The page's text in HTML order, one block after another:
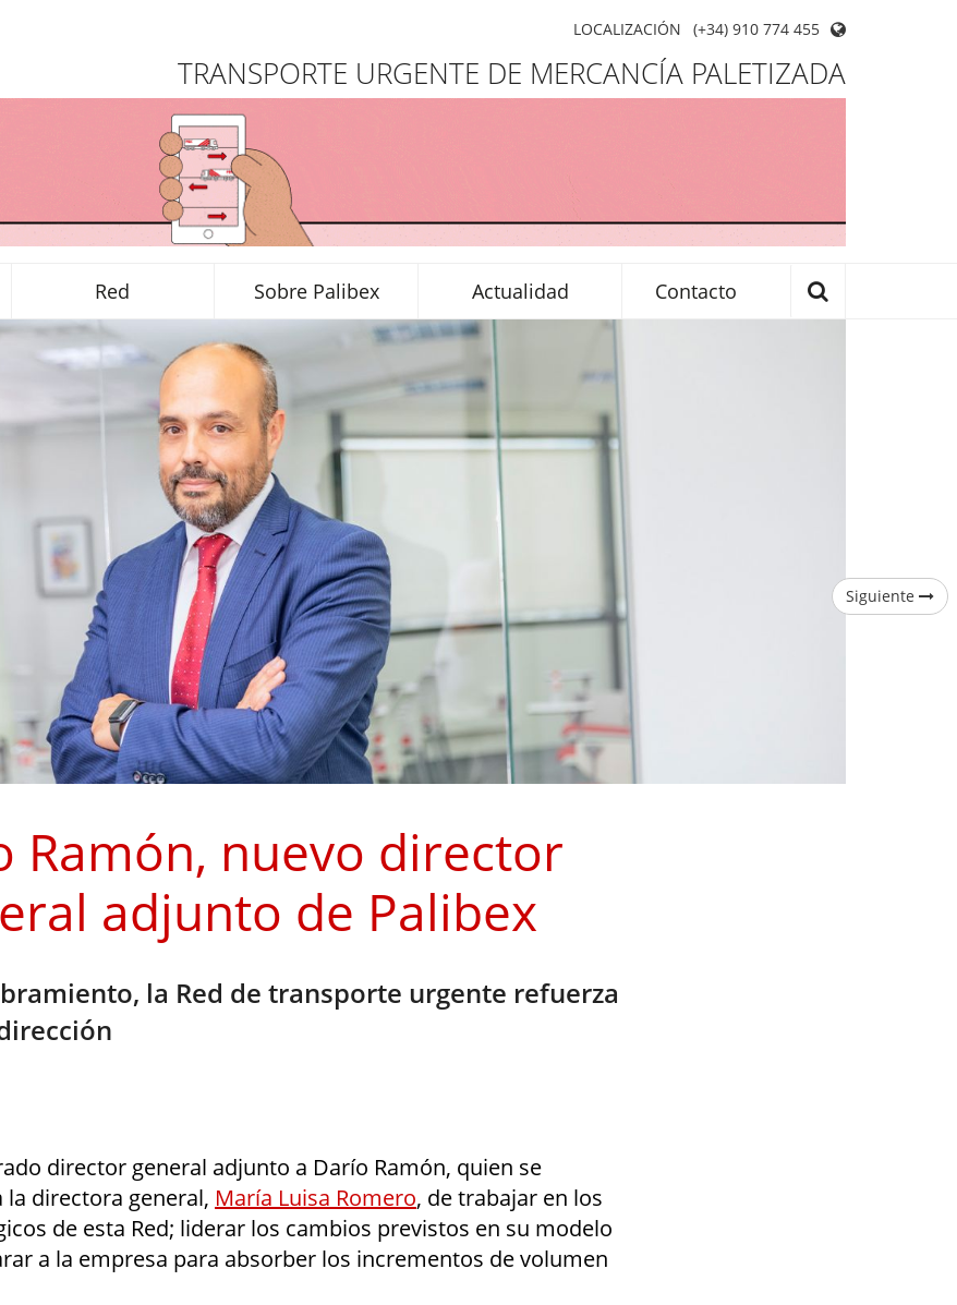
LOCALIZACIÓN (+34) 910 774 455
TRANSPORTE URGENTE DE MERCANCÍA PALETIZADA
Red Sobre Palibex Actualidad Contacto
Ramón, nuevo director
adjunto de Palibex
la Red de transporte urgente refuerza
director general adjunto a Darío Ramón, quien se
directora general, María Luisa Romero, de trabajar en los
de esta Red; liderar los cambios previstos en su modelo
a la empresa para absorber los incrementos de volumen
Siguiente